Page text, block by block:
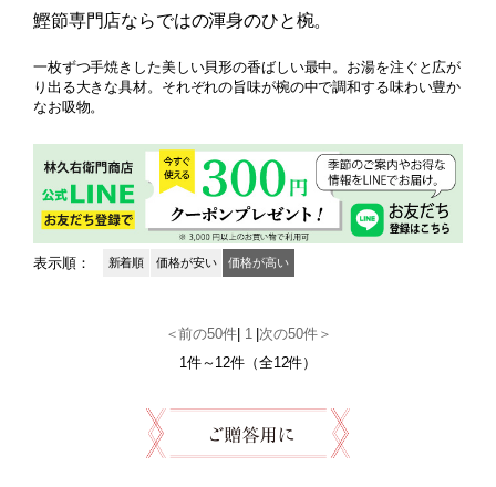
鰹節専門店ならではの渾身のひと椀。
一枚ずつ手焼きした美しい貝形の香ばしい最中。お湯を注ぐと広が
り出る大きな具材。それぞれの旨味が椀の中で調和する味わい豊か
なお吸物。
表示順： 新着順 価格が安い 価格が高い
＜前の50件| 1 |次の50件＞
1件～12件（全12件）